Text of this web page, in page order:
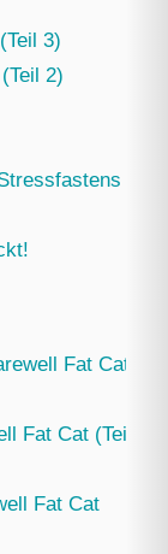
3)
2)
Fat Cat
Fat Cat (Teil
Fat Cat